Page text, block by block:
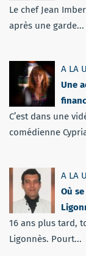
Le chef Jean
après une garde...
A LA
Une
C’est dans une
comédienne
A LA
Où
16 ans plus tard,
Ligonnès. Pourt...